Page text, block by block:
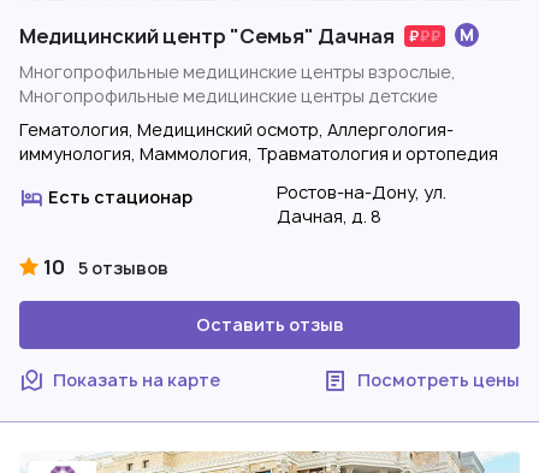
Медицинский центр "Семья" Дачная
Многопрофильные медицинские центры взрослые,
Многопрофильные медицинские центры детские
Гематология, Медицинский осмотр, Аллергология-
иммунология, Маммология, Травматология и ортопедия
Есть стационар
Ростов-на-Дону, ул.
Дачная, д. 8
10 5 отзывов
Оставить отзыв
Показать на карте Посмотреть цены